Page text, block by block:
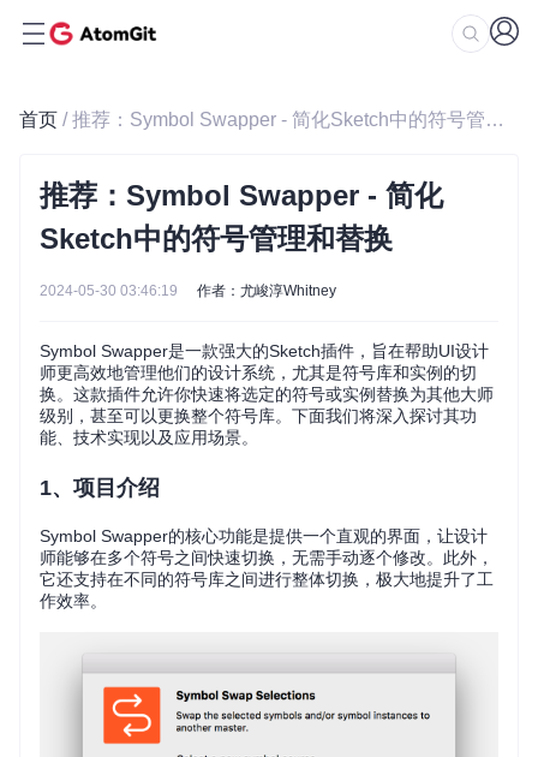
首页 / 推荐：Symbol Swapper - 简化Sketch中的符号管理和替换
推荐：Symbol Swapper - 简化
Sketch中的符号管理和替换
2024-05-30 03:46:19 作者：尤峻淳Whitney
Symbol Swapper是一款强大的Sketch插件，旨在帮助UI设计
师更高效地管理他们的设计系统，尤其是符号库和实例的切
换。这款插件允许你快速将选定的符号或实例替换为其他大师
级别，甚至可以更换整个符号库。下面我们将深入探讨其功
能、技术实现以及应用场景。
1、项目介绍
Symbol Swapper的核心功能是提供一个直观的界面，让设计
师能够在多个符号之间快速切换，无需手动逐个修改。此外，
它还支持在不同的符号库之间进行整体切换，极大地提升了工
作效率。